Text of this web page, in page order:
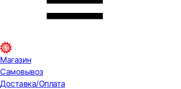
Магазин
Самовывоз
Доставка/Оплата